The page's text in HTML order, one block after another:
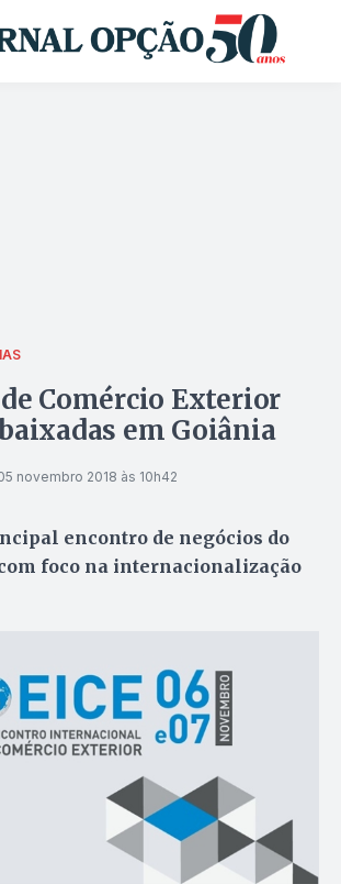
Comércio Exterior
em Goiânia
novembro 2018 às 10h42
encontro de negócios do
foco na internacionalização